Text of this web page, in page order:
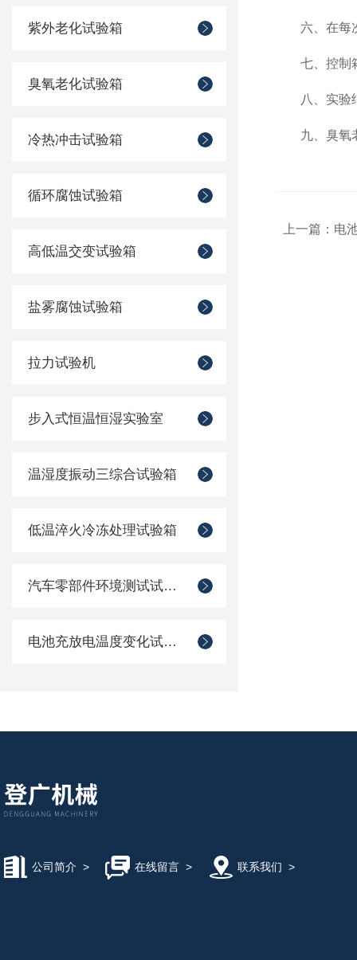
紫外老化试验箱
臭氧老化试验箱
冷热冲击试验箱
循环腐蚀试验箱
高低温交变试验箱
盐雾腐蚀试验箱
拉力试验机
步入式恒温恒湿实验室
温湿度振动三综合试验箱
低温淬火冷冻处理试验箱
汽车零部件环境测试试验箱
电池充放电温度变化试验箱
六、在每次
七、控制箱
八、实验结
九、臭氧老
上一篇： 电
公司简介 > 在线留言> 联系我们 >